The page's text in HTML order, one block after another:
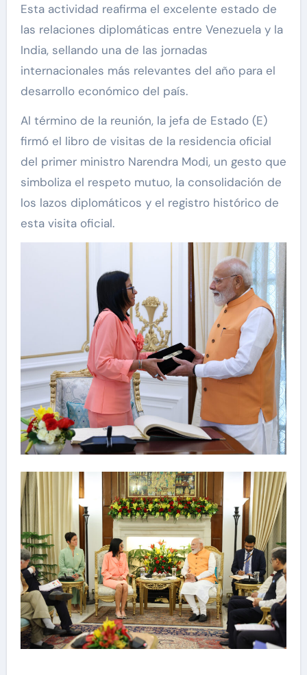
Esta actividad reafirma el excelente estado de
las relaciones diplomáticas entre Venezuela y la
India, sellando una de las jornadas
internacionales más relevantes del año para el
desarrollo económico del país.
Al término de la reunión, la jefa de Estado (E)
firmó el libro de visitas de la residencia oficial
del primer ministro Narendra Modi, un gesto que
simboliza el respeto mutuo, la consolidación de
los lazos diplomáticos y el registro histórico de
esta visita oficial.